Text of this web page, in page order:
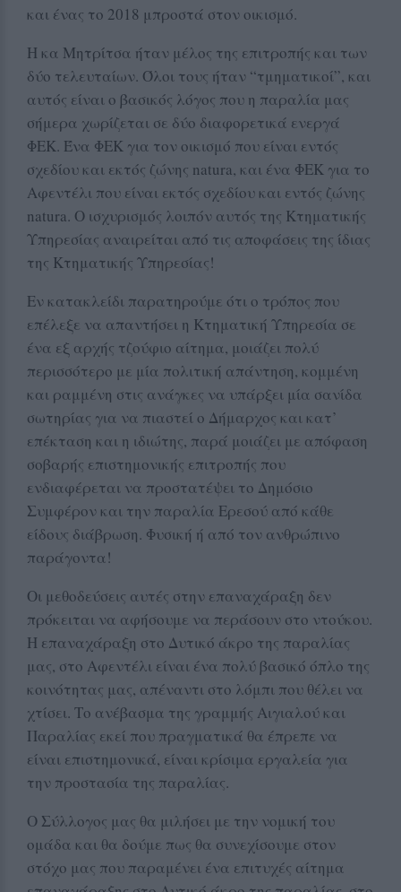
και ένας το 2018 μπροστά στον οικισμό.
Η κα Μητρίτσα ήταν μέλος της επιτροπής και των
δύο τελευταίων. Όλοι τους ήταν “τμηματικοί”, και
αυτός είναι ο βασικός λόγος που η παραλία μας
σήμερα χωρίζεται σε δύο διαφορετικά ενεργά
ΦΕΚ. Ένα ΦΕΚ για τον οικισμό που είναι εντός
σχεδίου και εκτός ζώνης natura, και ένα ΦΕΚ για το
Αφεντέλι που είναι εκτός σχεδίου και εντός ζώνης
natura. Ο ισχυρισμός λοιπόν αυτός της Κτηματικής
Υπηρεσίας αναιρείται από τις αποφάσεις της ίδιας
της Κτηματικής Υπηρεσίας!
Εν κατακλείδι παρατηρούμε ότι ο τρόπος που
επέλεξε να απαντήσει η Κτηματική Υπηρεσία σε
ένα εξ αρχής τζούφιο αίτημα, μοιάζει πολύ
περισσότερο με μία πολιτική απάντηση, κομμένη
και ραμμένη στις ανάγκες να υπάρξει μία σανίδα
σωτηρίας για να πιαστεί ο Δήμαρχος και κατ’
επέκταση και η ιδιώτης, παρά μοιάζει με απόφαση
σοβαρής επιστημονικής επιτροπής που
ενδιαφέρεται να προστατέψει το Δημόσιο
Συμφέρον και την παραλία Ερεσού από κάθε
είδους διάβρωση. Φυσική ή από τον ανθρώπινο
παράγοντα!
Οι μεθοδεύσεις αυτές στην επαναχάραξη δεν
πρόκειται να αφήσουμε να περάσουν στο ντούκου.
Η επαναχάραξη στο Δυτικό άκρο της παραλίας
μας, στο Αφεντέλι είναι ένα πολύ βασικό όπλο της
κοινότητας μας, απέναντι στο λόμπι που θέλει να
χτίσει. Το ανέβασμα της γραμμής Αιγιαλού και
Παραλίας εκεί που πραγματικά θα έπρεπε να
είναι επιστημονικά, είναι κρίσιμα εργαλεία για
την προστασία της παραλίας.
Ο Σύλλογος μας θα μιλήσει με την νομική του
ομάδα και θα δούμε πως θα συνεχίσουμε στον
στόχο μας που παραμένει ένα επιτυχές αίτημα